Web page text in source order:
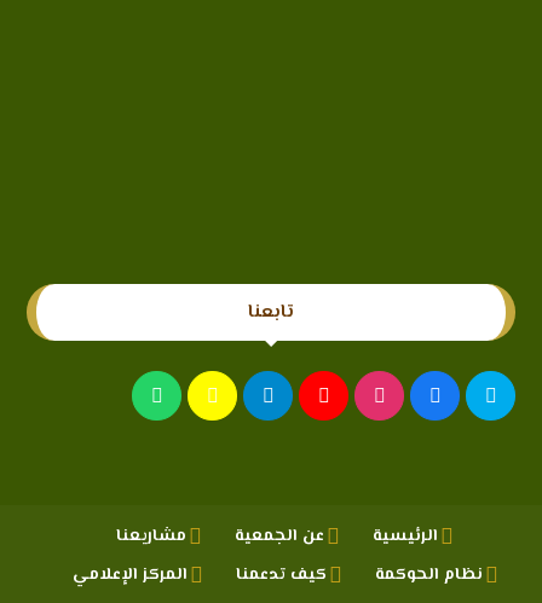
تابعنا
الرئيسية عن الجمعية
مشاريعنا
نظام الحوكمة
كيف تدعمنا
المركز الإعلامي